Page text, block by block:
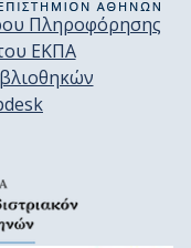
Πληροφόρησης
ΕΚΠΑ